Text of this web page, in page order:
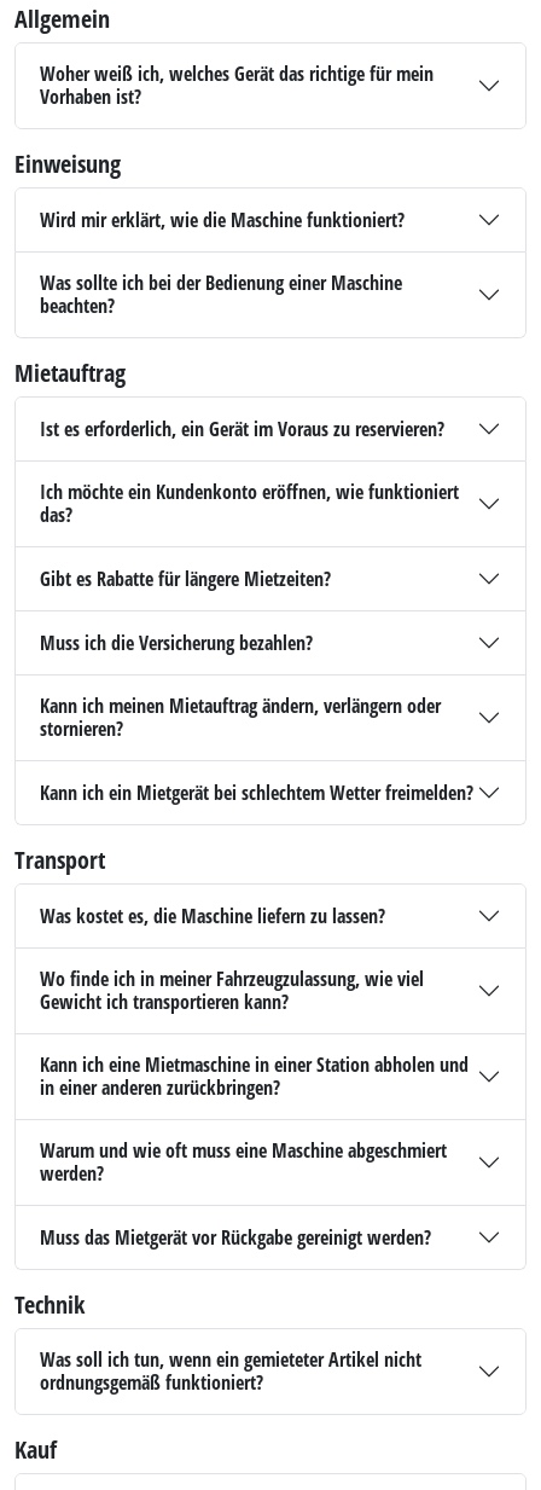
Allgemein
Woher weiß ich, welches Gerät das richtige für mein
Vorhaben ist?
Einweisung
Wird mir erklärt, wie die Maschine funktioniert?
Was sollte ich bei der Bedienung einer Maschine
beachten?
Mietauftrag
Ist es erforderlich, ein Gerät im Voraus zu reservieren?
Ich möchte ein Kundenkonto eröffnen, wie funktioniert
das?
Gibt es Rabatte für längere Mietzeiten?
Muss ich die Versicherung bezahlen?
Kann ich meinen Mietauftrag ändern, verlängern oder
stornieren?
Kann ich ein Mietgerät bei schlechtem Wetter freimelden?
Transport
Was kostet es, die Maschine liefern zu lassen?
Wo finde ich in meiner Fahrzeugzulassung, wie viel
Gewicht ich transportieren kann?
Kann ich eine Mietmaschine in einer Station abholen und
in einer anderen zurückbringen?
Warum und wie oft muss eine Maschine abgeschmiert
werden?
Muss das Mietgerät vor Rückgabe gereinigt werden?
Technik
Was soll ich tun, wenn ein gemieteter Artikel nicht
ordnungsgemäß funktioniert?
Kauf